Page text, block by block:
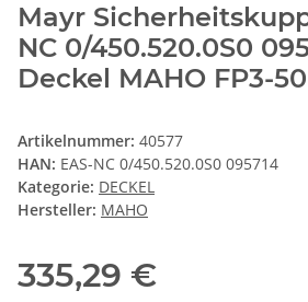
Mayr
NC 0/450.520.0S0
Deckel MAHO FP3-50
Artikelnummer: 40577
HAN: EAS-NC 0/450.520.0S0 095714
Kategorie: DECKEL
Hersteller: MAHO
335,29 €